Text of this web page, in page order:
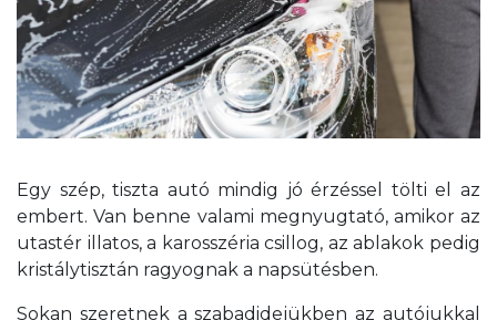
Egy szép, tiszta autó mindig jó érzéssel tölti el az
embert. Van benne valami megnyugtató, amikor az
utastér illatos, a karosszéria csillog, az ablakok pedig
kristálytisztán ragyognak a napsütésben.
Sokan szeretnek a szabadidejükben az autójukkal